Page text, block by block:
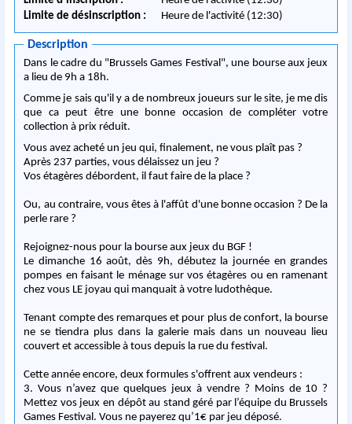
Limite de désinscription :
Heure de l'activité (12:30)
Description
Dans le cadre du "Brussels Games Festival", une bourse aux jeux
a lieu de 9h a 18h.
Comme je sais qu'il y a de nombreux joueurs sur le site, je me dis
que ca peut être une bonne occasion de compléter votre
collection à prix réduit.
Vous avez acheté un jeu qui, finalement, ne vous plaît pas ?
Après 237 parties, vous délaissez un jeu ?
Vos étagères débordent, il faut faire de la place ?
Ou, au contraire, vous êtes à l'affût d'une bonne occasion ? De la
perle rare ?
Rejoignez-nous pour la bourse aux jeux du BGF !
Le dimanche 16 août, dès 9h, débutez la journée en grandes
pompes en faisant le ménage sur vos étagères ou en ramenant
chez vous LE joyau qui manquait à votre ludothèque.
Tenant compte des remarques et pour plus de confort, la bourse
ne se tiendra plus dans la galerie mais dans un nouveau lieu
couvert et accessible à tous depuis la rue du festival.
Cette année encore, deux formules s'offrent aux vendeurs :
3. Vous n’avez que quelques jeux à vendre ? Moins de 10 ?
Mettez vos jeux en dépôt au stand géré par l’équipe du Brussels
Games Festival. Vous ne payerez qu’1€ par jeu déposé.